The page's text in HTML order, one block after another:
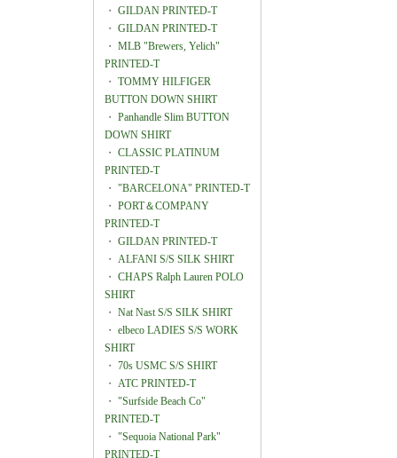
・ GILDAN PRINTED-T
・ GILDAN PRINTED-T
・ MLB "Brewers, Yelich"
PRINTED-T
・ TOMMY HILFIGER
BUTTON DOWN SHIRT
・ Panhandle Slim BUTTON
DOWN SHIRT
・ CLASSIC PLATINUM
PRINTED-T
・ "BARCELONA" PRINTED-T
・ PORT＆COMPANY
PRINTED-T
・ GILDAN PRINTED-T
・ ALFANI S/S SILK SHIRT
・ CHAPS Ralph Lauren POLO
SHIRT
・ Nat Nast S/S SILK SHIRT
・ elbeco LADIES S/S WORK
SHIRT
・ 70s USMC S/S SHIRT
・ ATC PRINTED-T
・ "Surfside Beach Co"
PRINTED-T
・ "Sequoia National Park"
PRINTED-T